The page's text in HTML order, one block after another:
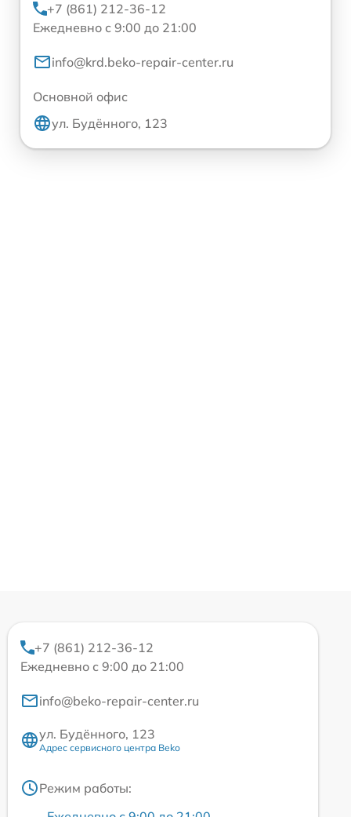
+7 (861) 212-36-12
Ежедневно с 9:00 до 21:00
info@krd.beko-repair-center.ru
Основной офис
ул. Будённого, 123
+7 (861) 212-36-12
Ежедневно с 9:00 до 21:00
info@beko-repair-center.ru
ул. Будённого, 123
Адрес сервисного центра Beko
Режим работы: